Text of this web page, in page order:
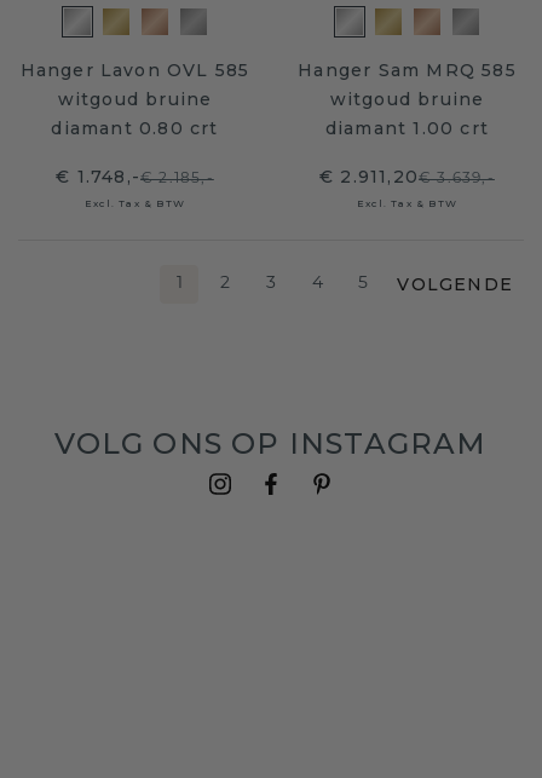
Hanger Lavon OVL 585
witgoud bruine
diamant 0.80 crt
€ 1.748,-€ 2.185,-
Excl. Tax & BTW
Hanger Sam MRQ 585
witgoud bruine
diamant 1.00 crt
€ 2.911,20€ 3.639,-
Excl. Tax & BTW
1 2 3 4 5 VOLGENDE
VOLG ONS OP INSTAGRAM